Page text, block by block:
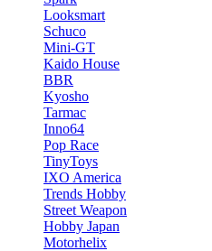
Looksmart
Schuco
Mini-GT
Kaido House
BBR
Kyosho
Tarmac
Inno64
Pop Race
TinyToys
IXO America
Trends Hobby
Street Weapon
Hobby Japan
Motorhelix